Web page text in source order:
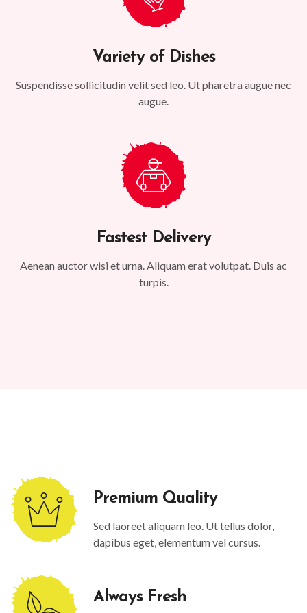
Variety of Dishes
Suspendisse sollicitudin velit sed leo. Ut pharetra augue nec
augue.
Fastest Delivery
Aenean auctor wisi et urna. Aliquam erat volutpat. Duis ac
turpis.
Premium Quality
Sed laoreet aliquam leo. Ut tellus dolor,
dapibus eget, elementum vel cursus.
Always Fresh